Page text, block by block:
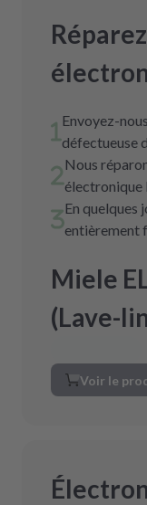
Envoyez-
défectueuse
Nous
électronique
En quelques
entièrement
Miele
(Lave-
Voir le